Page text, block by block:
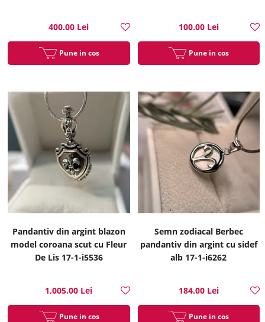
400.00 Lei
Pune in cos
100.00 Lei
Pune in cos
Pandantiv din argint blazon
model coroana scut cu Fleur
De Lis 17-1-i5536
1,005.00 Lei
Pune in cos
Semn zodiacal Berbec
pandantiv din argint cu sidef
alb 17-1-i6262
184.00 Lei
Pune in cos